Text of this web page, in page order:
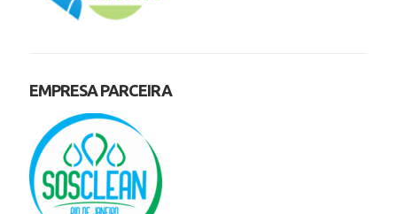
EMPRESA PARCEIRA